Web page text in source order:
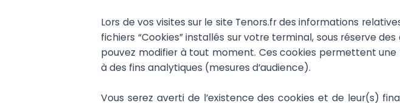
Lors de vos visites sur le site Tenors.fr des informations
fichiers “Cookies” installés sur votre terminal, sous réserve
pouvez modifier à tout moment. Ces cookies permettent
à des fins analytiques (mesures d’audience).
Vous serez averti de l’existence des cookies et de leur(s)